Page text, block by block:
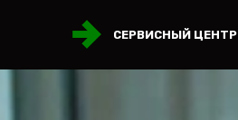
СЕРВИСНЫЙ ЦЕНТР